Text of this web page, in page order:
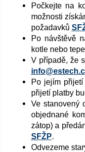
Počkejte na
možnosti
požadavků
Po návštěvě
kotle nebo
V případě, že
Po jejím
přijetí platby
Ve stanovený
objednané
zátop) a
SFŽP.
Odvezeme